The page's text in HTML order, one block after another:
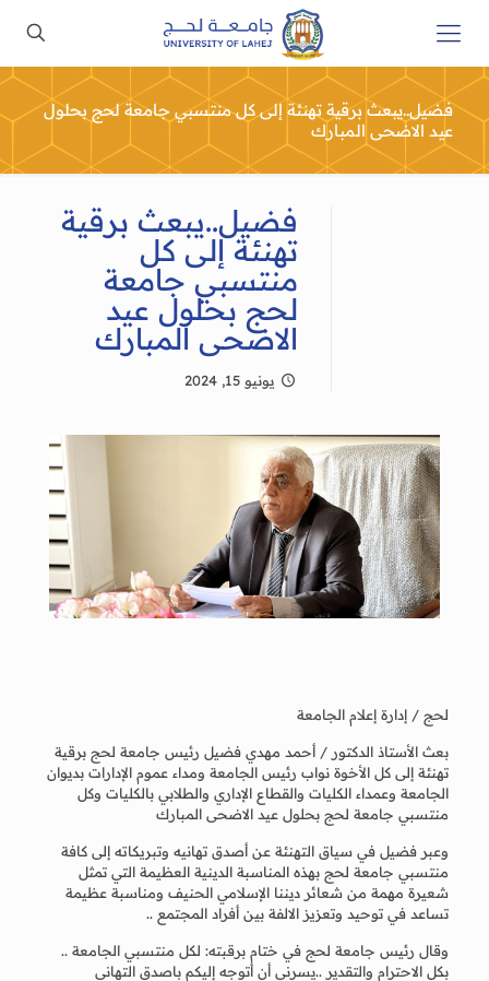
فضيل..يبعث برقية تهنئة إلى كل منتسبي جامعة لحج بحلول
عيد الاضحى المبارك
فضيل..يبعث برقية
تهنئة إلى كل
منتسبي جامعة
لحج بحلول عيد
الاضحى المبارك
يونيو 15, 2024
لحج / إدارة إعلام الجامعة
بعث الأستاذ الدكتور / أحمد مهدي فضيل رئيس جامعة لحج برقية
تهنئة إلى كل الأخوة نواب رئيس الجامعة ومداء عموم الإدارات بديوان
الجامعة وعمداء الكليات والقطاع الإداري والطلابي بالكليات وكل
منتسبي جامعة لحج بحلول عيد الاضحى المبارك
وعبر فضيل في سياق التهنئة عن أصدق تهانيه وتبريكاته إلى كافة
منتسبي جامعة لحج بهذه المناسبة الدينية العظيمة التي تمثل
شعيرة مهمة من شعائر ديننا الإسلامي الحنيف ومناسبة عظيمة
تساعد في توحيد وتعزيز الالفة بين أفراد المجتمع ..
وقال رئيس جامعة لحج في ختام برقبته: لكل منتسبي الجامعة ..
بكل الاحترام والتقدير ..يسرني أن أتوجه إليكم باصدق التهاني